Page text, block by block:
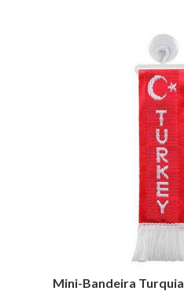
Mini-Bandeira Turquia